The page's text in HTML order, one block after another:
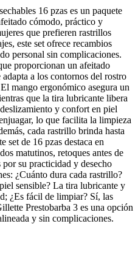
16 pzas es un paquete
cómodo, práctico y
que prefieren rastrillos
este set ofrece recambios
personal sin complicaciones.
proporcionan un afeitado
a los contornos del rostro
mango ergonómico asegura un
que la tira lubricante libera
y confort en piel
lo que facilita la limpieza
cada rastrillo brinda hasta
set de 16 pzas destaca en
matutinos, retoques antes de
su practicidad y desecho
¿Cuánto dura cada rastrillo?
sensible? La tira lubricante y
¿Es fácil de limpiar? Sí, las
Prestobarba 3 es una opción
y sin complicaciones.